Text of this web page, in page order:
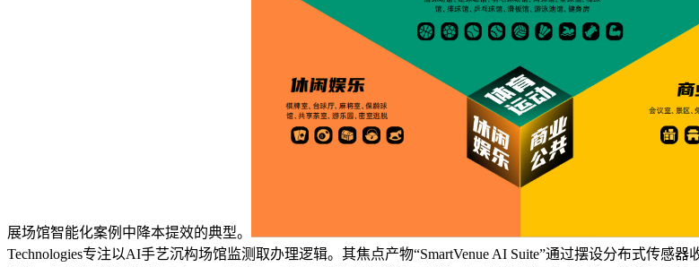
展场馆智能化案例中降本提效的典型。
Technologies专注以AI手艺沉构场馆监测取办理逻辑。其焦点产物“SmartVenue AI Suite”通过摆设分布式传